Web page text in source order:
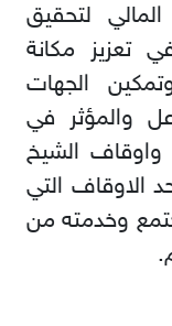
لتحقيق
تعزيز مكانة
الجهات
والمؤثر في
واوقاف الشيخ
الاوقاف التي
وخدمته من